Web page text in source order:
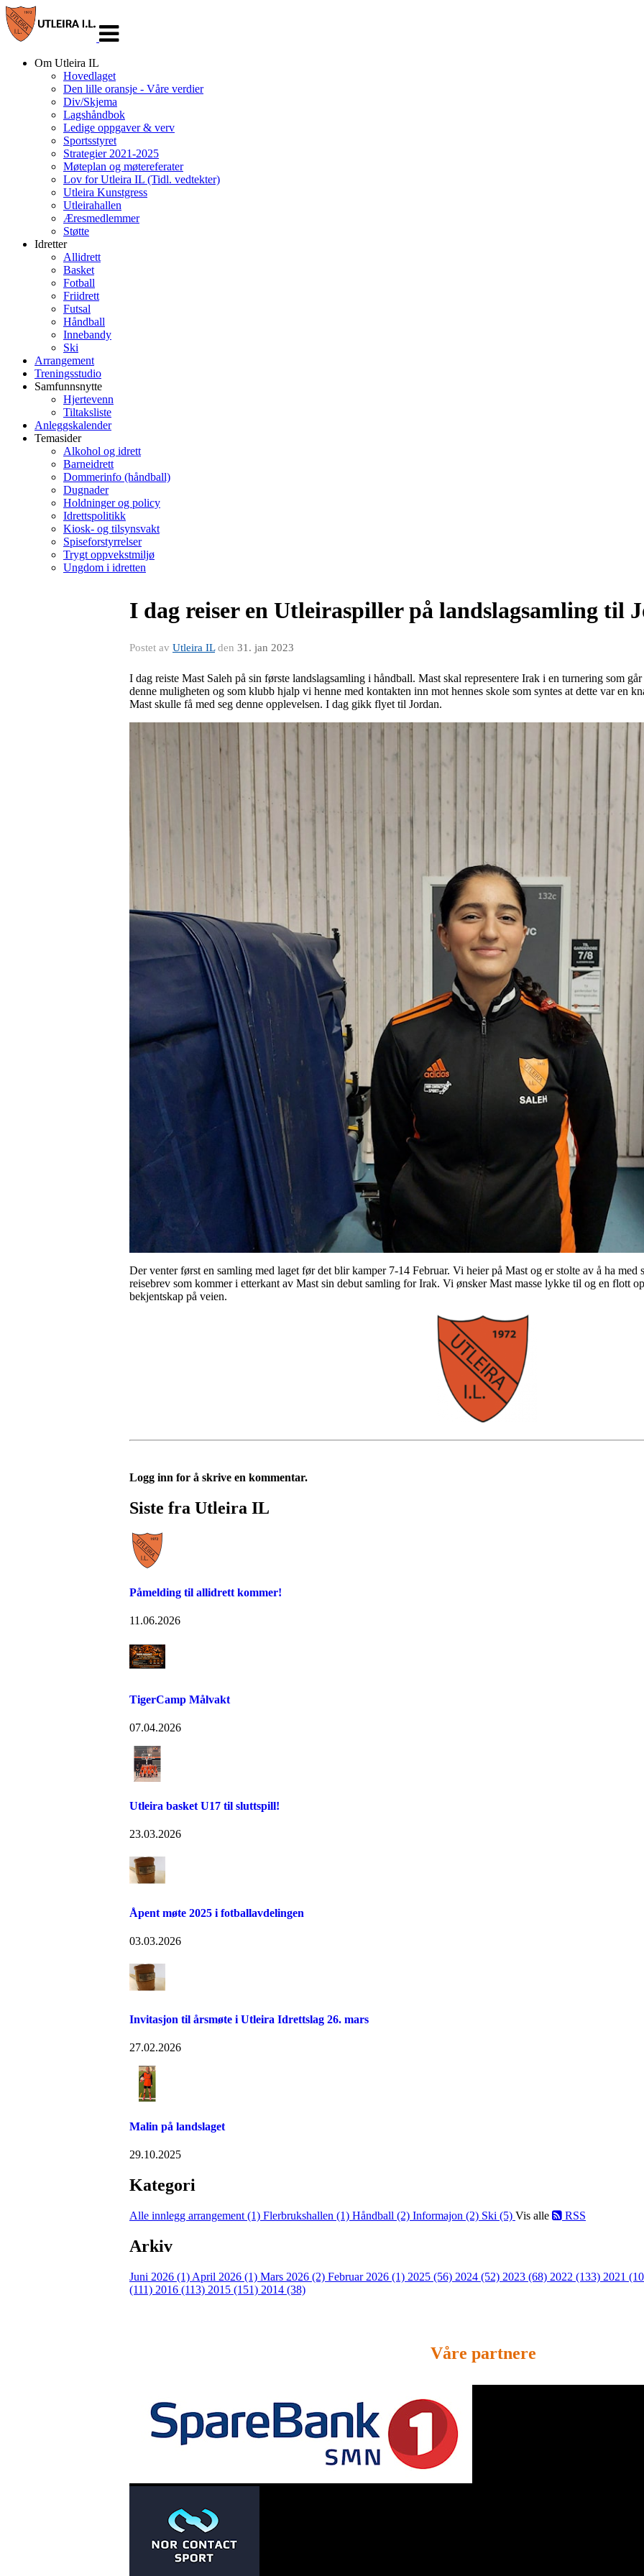
navigasjon
Om Utleira IL
Hovedlaget
Den lille oransje - Våre verdier
Div/Skjema
Lagshåndbok
Ledige oppgaver & verv
Sportsstyret
Strategier 2021-2025
Møteplan og møtereferater
Lov for Utleira IL (Tidl. vedtekter)
Utleira Kunstgress
Utleirahallen
Æresmedlemmer
Støtte
Idretter
Allidrett
Basket
Fotball
Friidrett
Futsal
Håndball
Innebandy
Ski
Arrangement
Treningsstudio
Samfunnsnytte
Hjertevenn
Tiltaksliste
Anleggskalender
Temasider
Alkohol og idrett
Barneidrett
Dommerinfo (håndball)
Dugnader
Holdninger og policy
Idrettspolitikk
Kiosk- og tilsynsvakt
Spiseforstyrrelser
Trygt oppvekstmiljø
Ungdom i idretten
I dag reiser en Utleiraspiller på landslagsamling til
Postet av Utleira ILden 31. jan 2023
I dag reiste Mast Saleh på sin første landslagsamling i håndball. Mast skal representere Irak i en turnering som
denne muligheten og som klubb hjalp vi henne med kontakten inn mot hennes skole som syntes at dette var en
Mast skulle få med seg denne opplevelsen. I dag gikk flyet til Jordan.
Der venter først en samling med laget før det blir kamper 7-14 Februar. Vi heier på Mast og er stolte av å ha
reisebrev som kommer i etterkant av Mast sin debut samling for Irak. Vi ønsker Mast masse lykke til og en flott
bekjentskap på veien.
Logg inn for å skrive en kommentar.
Siste fra Utleira IL
Påmelding til allidrett kommer!
11.06.2026
TigerCamp Målvakt
07.04.2026
Utleira basket U17 til sluttspill!
23.03.2026
Åpent møte 2025 i fotballavdelingen
03.03.2026
Invitasjon til årsmøte i Utleira Idrettslag 26. mars
27.02.2026
Malin på landslaget
29.10.2025
Kategori
Alle innlegg arrangement (1) Flerbrukshallen (1) Håndball (2) Informajon (2) Ski (5) Vis alle RSS
Arkiv
Juni 2026 (1) April 2026 (1) Mars 2026 (2) Februar 2026 (1) 2025 (56) 2024 (52) 2023 (68) 2022 (133) 2021
(111) 2016 (113) 2015 (151) 2014 (38)
Våre partnere